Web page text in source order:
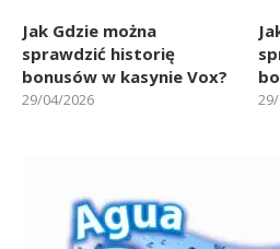
Jak Gdzie można
sprawdzić historię
bonusów w kasynie Vox?
29/04/2026